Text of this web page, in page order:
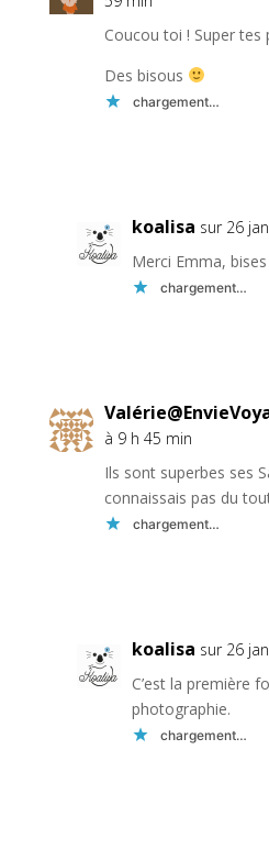
Coucou toi ! Super tes
Des bisous
chargement…
koalisa sur 26
Merci Emma, bises
chargement…
à 9 h 45 min
Ils sont superbes ses
connaissais pas du
chargement…
koalisa sur 26
C’est la première
photographie.
chargement…